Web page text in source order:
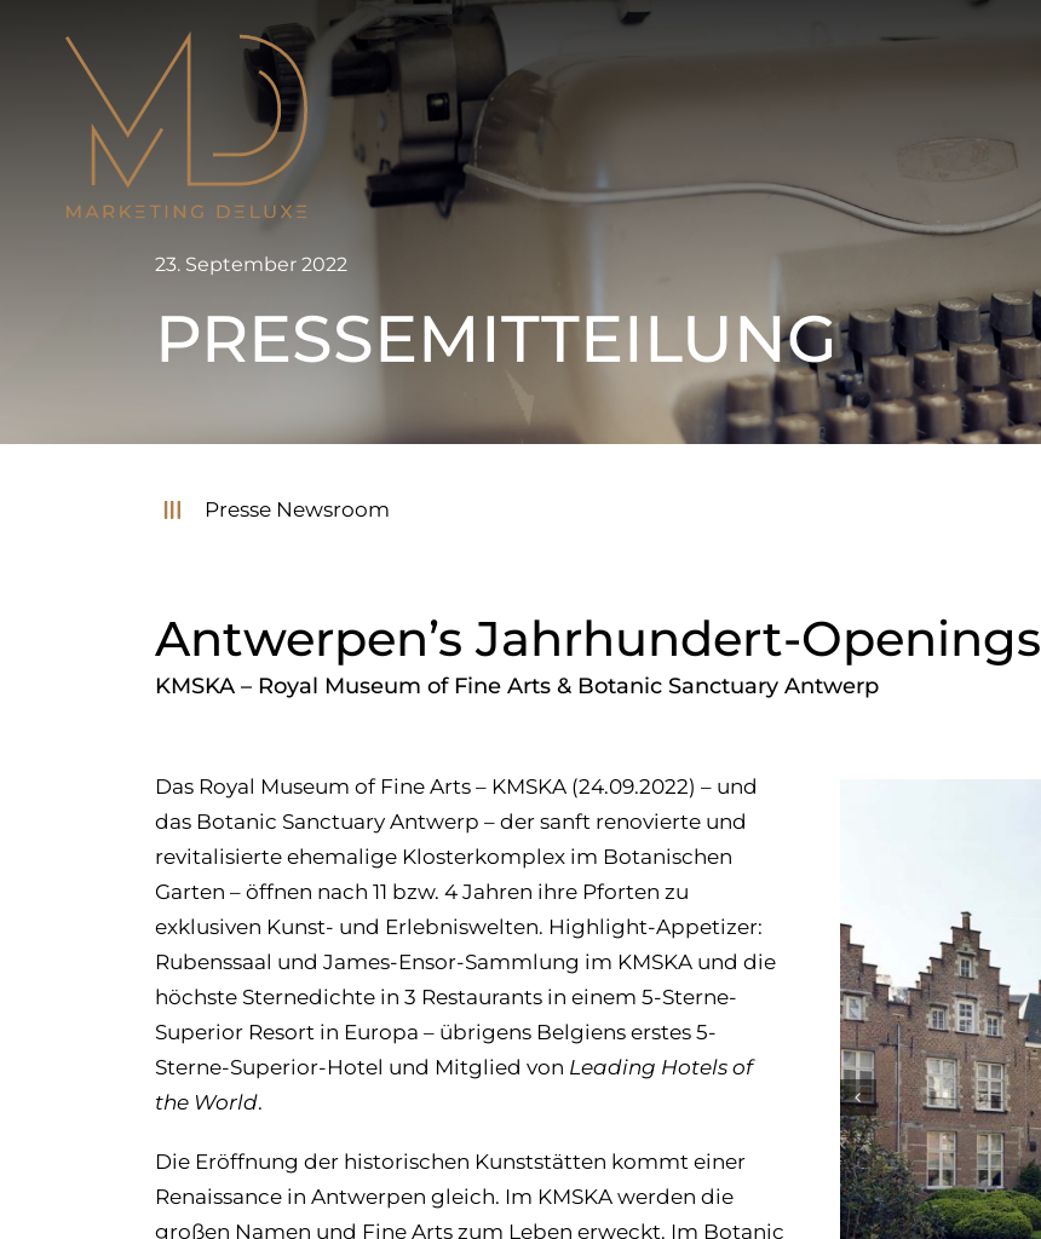
springen
23. September 2022
PRESSEMITTEILUNG
Presse Newsroom
Antwerpen’s Jahrhundert-Openings
KMSKA – Royal Museum of Fine Arts & Botanic Sanctuary Antwerp
Das Royal Museum of Fine Arts – KMSKA (24.09.2022) – und
das Botanic Sanctuary Antwerp – der sanft renovierte und
revitalisierte ehemalige Klosterkomplex im Botanischen
Garten – öffnen nach 11 bzw. 4 Jahren ihre Pforten zu
exklusiven Kunst- und Erlebniswelten. Highlight-Appetizer:
Rubenssaal und James-Ensor-Sammlung im KMSKA und die
höchste Sternedichte in 3 Restaurants in einem 5-Sterne-
Superior Resort in Europa – übrigens Belgiens erstes 5-
Sterne-Superior-Hotel und Mitglied von Leading Hotels of
the World.
Die Eröffnung der historischen Kunststätten kommt einer
Renaissance in Antwerpen gleich. Im KMSKA werden die
großen Namen und Fine Arts zum Leben erweckt. Im Botanic